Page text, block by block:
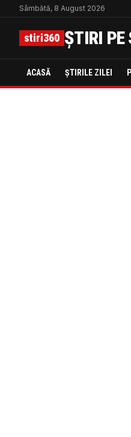
Sâmbătă, 8 August 2026
stiri360 ȘTIRI PE
ACASĂ ȘTIRILE ZILEI